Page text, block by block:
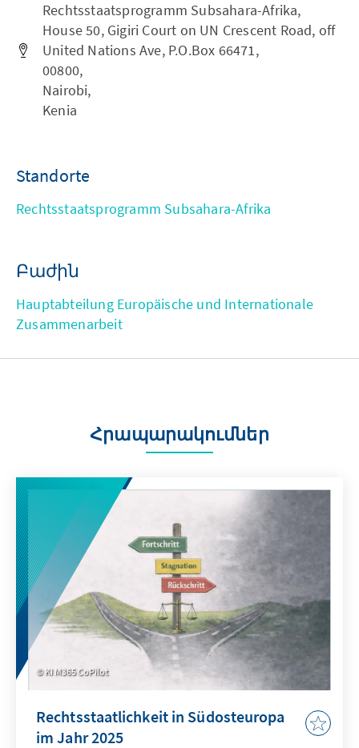
Rechtsstaatsprogramm Subsahara-Afrika,
House 50, Gigiri Court on UN Crescent Road, off
United Nations Ave, P.O.Box 66471,
00800,
Nairobi,
Kenia
Standorte
Rechtsstaatsprogramm Subsahara-Afrika
Բաժին
Hauptabteilung Europäische und Internationale
Zusammenarbeit
Հրապարակումներ
KI M365 CoPilot
Rechtsstaatlichkeit in Südosteuropa
im Jahr 2025